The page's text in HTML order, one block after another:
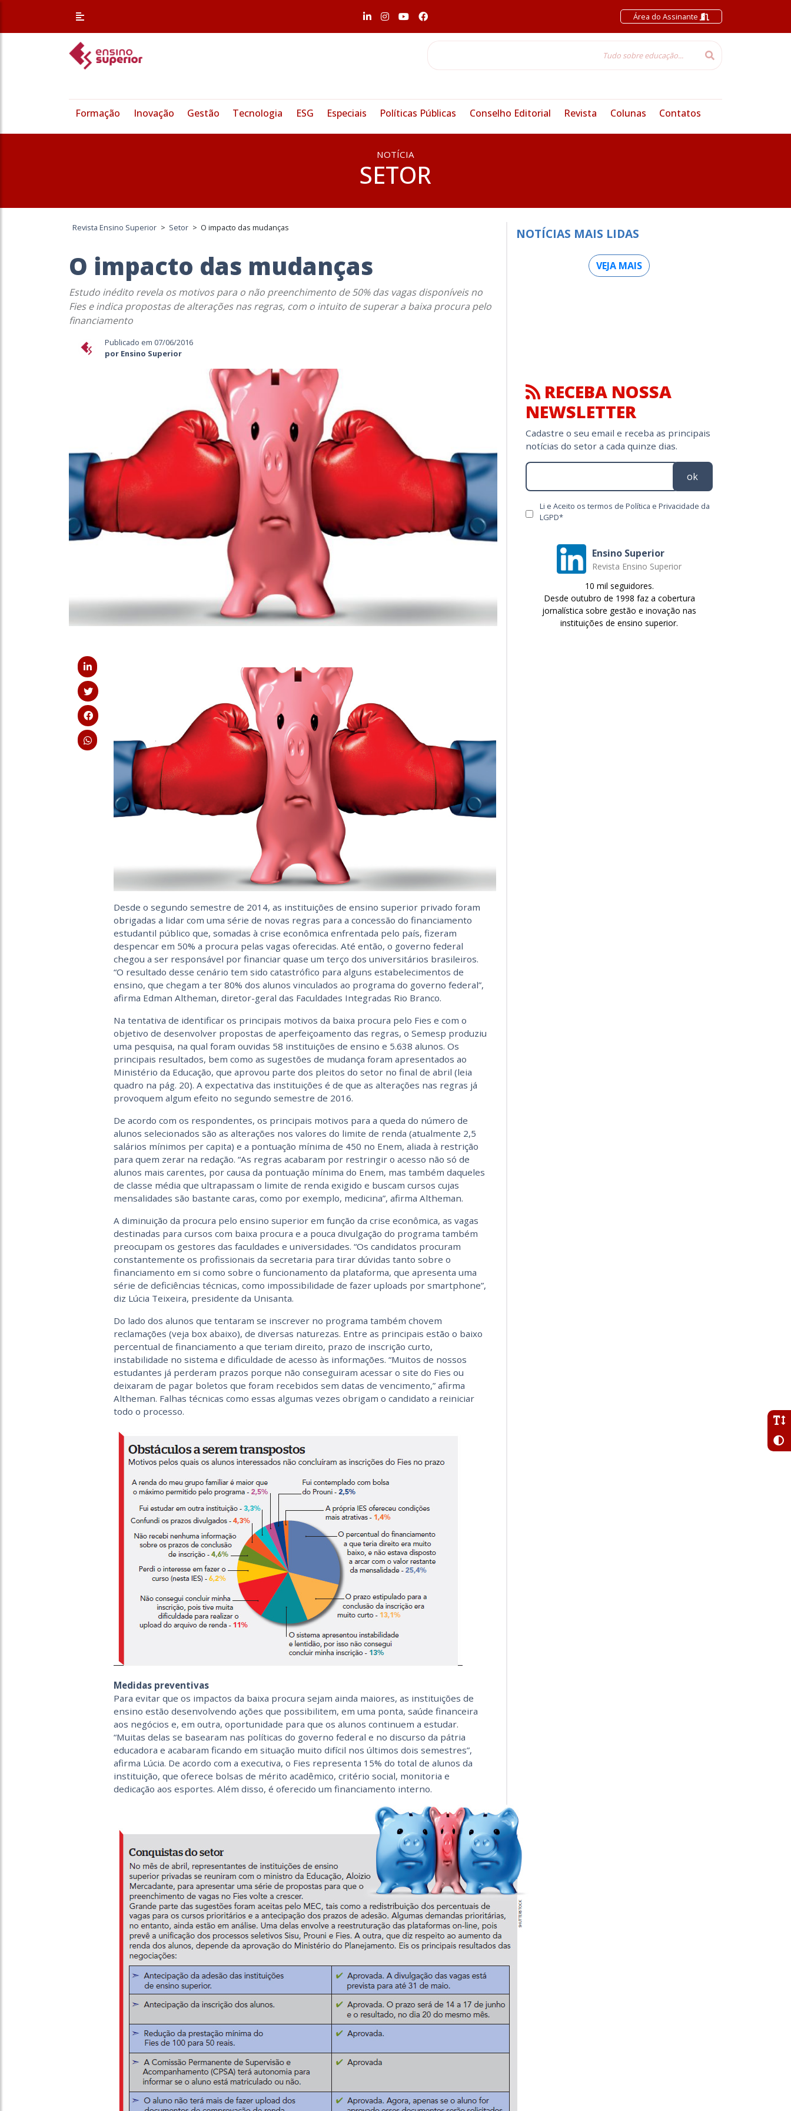
Área do Assinante
Formação Inovação Gestão Tecnologia ESG Especiais Políticas Públicas Conselho Editorial Revista Colunas Contatos
NOTÍCIA
SETOR
Revista Ensino Superior > Setor > O impacto das mudanças
O impacto das mudanças
Estudo inédito revela os motivos para o não preenchimento de 50% das vagas disponíveis no
Fies e indica propostas de alterações nas regras, com o intuito de superar a baixa procura pelo
financiamento
Publicado em 07/06/2016
por Ensino Superior
Desde o segundo semestre de 2014, as instituições de ensino superior privado foram
obrigadas a lidar com uma série de novas regras para a concessão do financiamento
estudantil público que, somadas à crise econômica enfrentada pelo país, fizeram
despencar em 50% a procura pelas vagas oferecidas. Até então, o governo federal
chegou a ser responsável por financiar quase um terço dos universitários brasileiros.
“O resultado desse cenário tem sido catastrófico para alguns estabelecimentos de
ensino, que chegam a ter 80% dos alunos vinculados ao programa do governo federal”,
afirma Edman Altheman, diretor-geral das Faculdades Integradas Rio Branco.
Na tentativa de identificar os principais motivos da baixa procura pelo Fies e com o
objetivo de desenvolver propostas de aperfeiçoamento das regras, o Semesp produziu
uma pesquisa, na qual foram ouvidas 58 instituições de ensino e 5.638 alunos. Os
principais resultados, bem como as sugestões de mudança foram apresentados ao
Ministério da Educação, que aprovou parte dos pleitos do setor no final de abril (leia
quadro na pág. 20). A expectativa das instituições é de que as alterações nas regras já
provoquem algum efeito no segundo semestre de 2016.
De acordo com os respondentes, os principais motivos para a queda do número de
alunos selecionados são as alterações nos valores do limite de renda (atualmente 2,5
salários mínimos per capita) e a pontuação mínima de 450 no Enem, aliada à restrição
para quem zerar na redação. “As regras acabaram por restringir o acesso não só de
alunos mais carentes, por causa da pontuação mínima do Enem, mas também daqueles
de classe média que ultrapassam o limite de renda exigido e buscam cursos cujas
mensalidades são bastante caras, como por exemplo, medicina”, afirma Altheman.
A diminuição da procura pelo ensino superior em função da crise econômica, as vagas
destinadas para cursos com baixa procura e a pouca divulgação do programa também
preocupam os gestores das faculdades e universidades. “Os candidatos procuram
constantemente os profissionais da secretaria para tirar dúvidas tanto sobre o
financiamento em si como sobre o funcionamento da plataforma, que apresenta uma
série de deficiências técnicas, como impossibilidade de fazer uploads por smartphone”,
diz Lúcia Teixeira, presidente da Unisanta.
Do lado dos alunos que tentaram se inscrever no programa também chovem
reclamações (veja box abaixo), de diversas naturezas. Entre as principais estão o baixo
percentual de financiamento a que teriam direito, prazo de inscrição curto,
instabilidade no sistema e dificuldade de acesso às informações. “Muitos de nossos
estudantes já perderam prazos porque não conseguiram acessar o site do Fies ou
deixaram de pagar boletos que foram recebidos sem datas de vencimento,” afirma
Altheman. Falhas técnicas como essas algumas vezes obrigam o candidato a reiniciar
todo o processo.
Medidas preventivas
Para evitar que os impactos da baixa procura sejam ainda maiores, as instituições de
ensino estão desenvolvendo ações que possibilitem, em uma ponta, saúde financeira
aos negócios e, em outra, oportunidade para que os alunos continuem a estudar.
“Muitas delas se basearam nas políticas do governo federal e no discurso da pátria
educadora e acabaram ficando em situação muito difícil nos últimos dois semestres”,
afirma Lúcia. De acordo com a executiva, o Fies representa 15% do total de alunos da
instituição, que oferece bolsas de mérito acadêmico, critério social, monitoria e
dedicação aos esportes. Além disso, é oferecido um financiamento interno.
NOTÍCIAS MAIS LIDAS
VEJA MAIS
RECEBA NOSSA
NEWSLETTER
Cadastre o seu email e receba as principais
notícias do setor a cada quinze dias.
ok
Li e Aceito os termos de Política e Privacidade da
LGPD*
Ensino Superior
Revista Ensino Superior
10 mil seguidores.
Desde outubro de 1998 faz a cobertura
jornalística sobre gestão e inovação nas
instituições de ensino superior.